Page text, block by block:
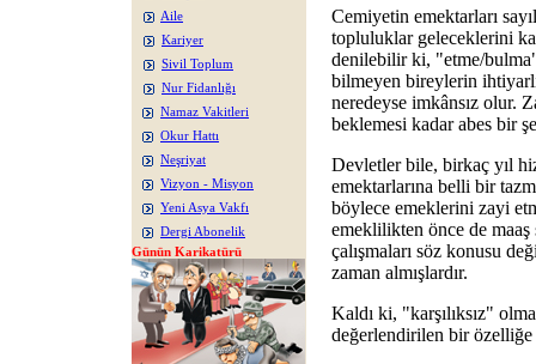
Aile
Kariyer
Sivil Toplum
Nur Fidanlığı
Namaz Vakitleri
Okur Hattı
Neşriyat
Vizyon - Misyon
Yeni Asya Vakfı
Dergi Abonelik
Günün Karikatürü
Cemiyetin emektarları
topluluklar geleceklerini
denilebilir ki, "etme/
bilmeyen bireylerin
neredeyse imkânsız olur.
beklemesi kadar abes bir
Devletler bile, birkaç yıl
emektarlarına belli bir
böylece emeklerini zayi
emeklilikten önce de maaş
çalışmaları söz konusu
zaman almışlardır.
Kaldı ki, "karşılıksız"
değerlendirilen bir özelliğe